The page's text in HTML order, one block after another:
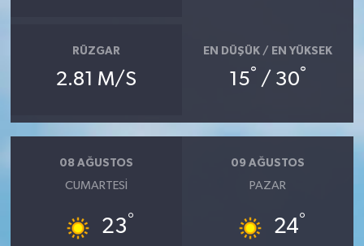
RÜZGAR
2.81 M/S
EN DÜŞÜK / EN YÜKSEK
15° / 30°
08 AĞUSTOS
CUMARTESI
23°
09 AĞUSTOS
PAZAR
24°